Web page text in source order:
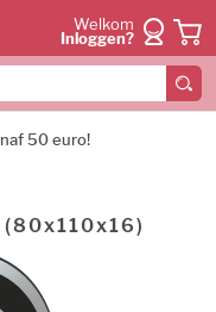
Welkom
Inloggen?
50 euro!